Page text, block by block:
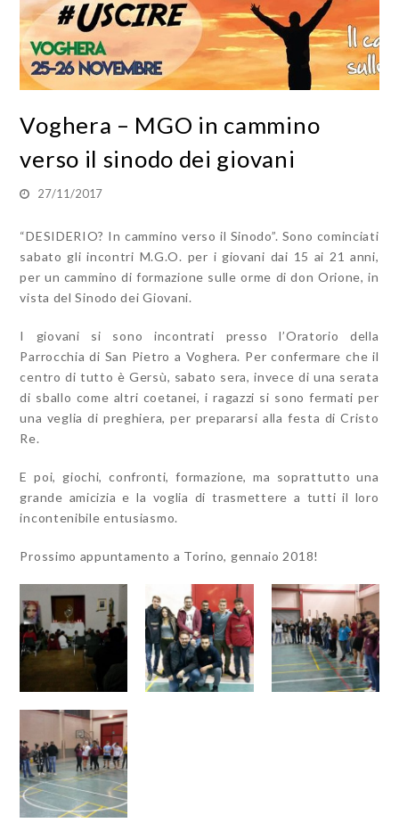
Voghera – MGO in cammino
verso il sinodo dei giovani
27/11/2017
“DESIDERIO? In cammino verso il Sinodo”. Sono cominciati
sabato gli incontri M.G.O. per i giovani dai 15 ai 21 anni,
per un cammino di formazione sulle orme di don Orione, in
vista del Sinodo dei Giovani.
I giovani si sono incontrati presso l’Oratorio della
Parrocchia di San Pietro a Voghera. Per confermare che il
centro di tutto è Gersù, sabato sera, invece di una serata
di sballo come altri coetanei, i ragazzi si sono fermati per
una veglia di preghiera, per prepararsi alla festa di Cristo
Re.
E poi, giochi, confronti, formazione, ma soprattutto una
grande amicizia e la voglia di trasmettere a tutti il loro
incontenibile entusiasmo.
Prossimo appuntamento a Torino, gennaio 2018!